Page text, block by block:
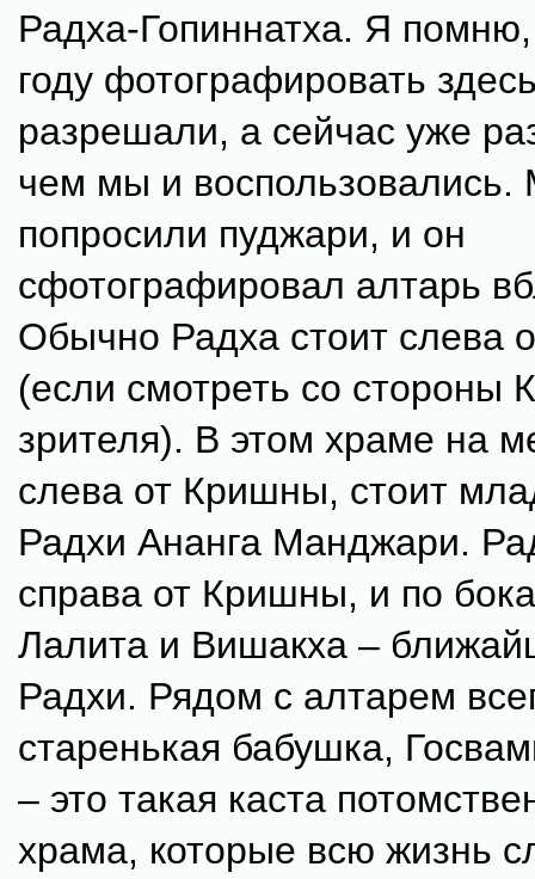
Радха-Гопиннатха. Я
году фотографировать
разрешали, а сейчас уже
чем мы и
попросили пуджари, и он
сфотографировал алтарь
Обычно Радха стоит слева
(если смотреть со стороны
зрителя). В этом храме на
слева от Кришны, стоит
Радхи Ананга Манджари.
справа от Кришны, и по
Лалита и Вишакха –
Радхи. Рядом с алтарем
старенькая бабушка,
– это такая каста
храма, которые всю жизнь